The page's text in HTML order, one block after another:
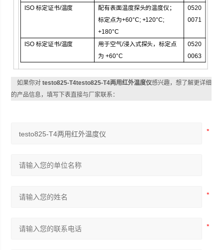
ISO标定证书/温度
配有表面温度探头的温度仪；
标定点为+60°C; +120°C;
+180°C
0520
0071
ISO标定证书/温度 用于空气/浸入式探头，标定点
为 +60°C
0520
0063
如果你对testo825-T4testo825-T4两用红外温度仪感兴趣，想了解更详细
的产品信息，填写下表直接与厂家联系：